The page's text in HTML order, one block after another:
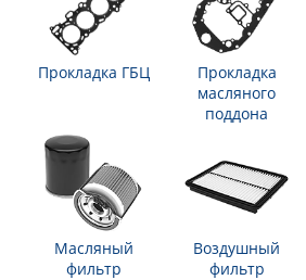
Прокладка ГБЦ
Прокладка
масляного
поддона
Масляный
фильтр
Воздушный
фильтр